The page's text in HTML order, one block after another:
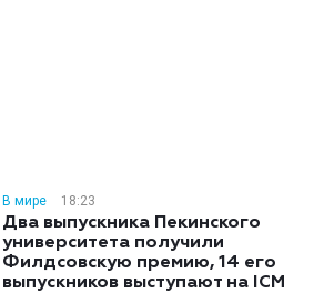
В мире 18:23
Два выпускника Пекинского
университета получили
Филдсовскую премию, 14 его
выпускников выступают на ICM